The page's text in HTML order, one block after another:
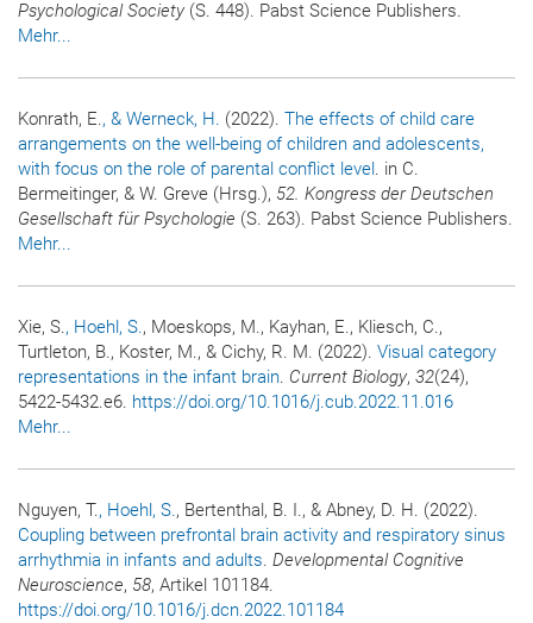
Psychological Society (S. 448). Pabst Science Publishers.
Mehr...
Konrath, E., & Werneck, H. (2022). The effects of child care
arrangements on the well-being of children and adolescents,
with focus on the role of parental conflict level . in C.
Bermeitinger, & W. Greve (Hrsg.), 52. Kongress der Deutschen
Gesellschaft für Psychologie (S. 263). Pabst Science Publishers.
Mehr...
Xie, S., Hoehl, S., Moeskops, M., Kayhan, E., Kliesch, C.,
Turtleton, B., Koster, M., & Cichy, R. M. (2022). Visual category
representations in the infant brain. Current Biology, 32(24),
5422-5432.e6. https://doi.org/10.1016/j.cub.2022.11.016
Mehr...
Nguyen, T., Hoehl, S., Bertenthal, B. I., & Abney, D. H. (2022).
Coupling between prefrontal brain activity and respiratory sinus
arrhythmia in infants and adults. Developmental Cognitive
Neuroscience, 58, Artikel 101184.
https://doi.org/10.1016/j.dcn.2022.101184